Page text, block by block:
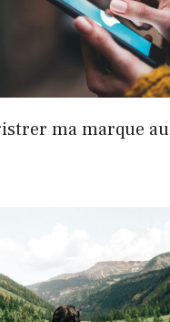
ma marque au